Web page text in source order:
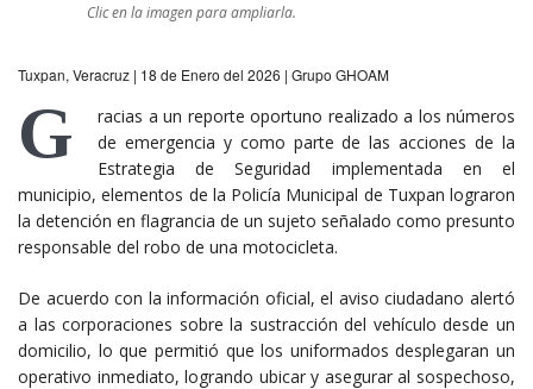
Clic en la imagen para ampliarla.
Tuxpan, Veracruz | 18 de Enero del 2026 | Grupo GHOAM
G
racias a un reporte oportuno realizado a los números
de emergencia y como parte de las acciones de la
Estrategia de Seguridad implementada en el
municipio, elementos de la Policía Municipal de Tuxpan lograron
la detención en flagrancia de un sujeto señalado como presunto
responsable del robo de una motocicleta.
De acuerdo con la información oficial, el aviso ciudadano alertó
a las corporaciones sobre la sustracción del vehículo desde un
domicilio, lo que permitió que los uniformados desplegaran un
operativo inmediato, logrando ubicar y asegurar al sospechoso,